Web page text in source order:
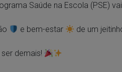
Saúde na Escola (PSE)
e bem-estar
de um
demais!